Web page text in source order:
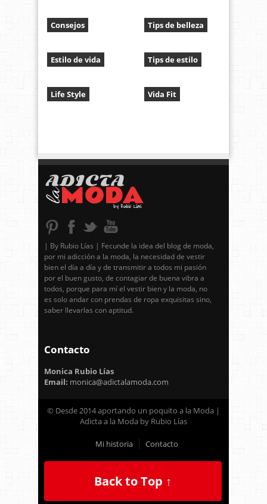
Consejos
Estilo de vida
Life Style
Tips de belleza
Tips de estilo
Vida Fit
| By Rubio Lías | Fecunde la idea del blog de moda,
por mi adicción a la moda, la necesidad de vestir
bien el día a día y de transmitir a todos mi pasión
por el buen gusto, de contagiar de buena vibra a
todos, porque para mí el vestir bien y la moda, no
es solo andar con prendas de ropa exquisitas sino,
saber llevarlas con aptitud.
Contacto
Monica Rubio Lías
Email: monica@adictalamoda.com
© Desde 2014 aportando un poquito a la Moda |
Adicta a la Moda by Rubio Lías
Mi historia Contacto
Back to Top ↑